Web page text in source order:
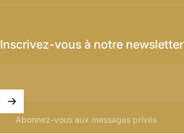
Inscrivez-vous à notre newsletter
Abonnez-vous aux messages privés